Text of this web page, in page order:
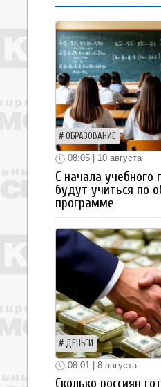
ОБРАЗОВАНИЕ
08:05 | 10 августа
С начала учебного
будут учиться по
программе
ДЕНЬГИ
08:01 | 8 августа
Сколько россиян